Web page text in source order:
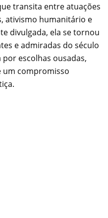
transita entre atuações
ativismo humanitário e
divulgada, ela se tornou
e admiradas do século
por escolhas ousadas,
um compromisso